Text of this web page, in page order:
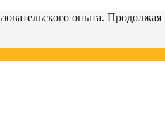
опыта.